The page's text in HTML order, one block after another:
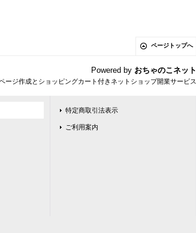
ページトップへ
Powered by おちゃのこネット
ージ作成とショッピングカート付きネットショップ開業サービス
特定商取引法表示
ご利用案内